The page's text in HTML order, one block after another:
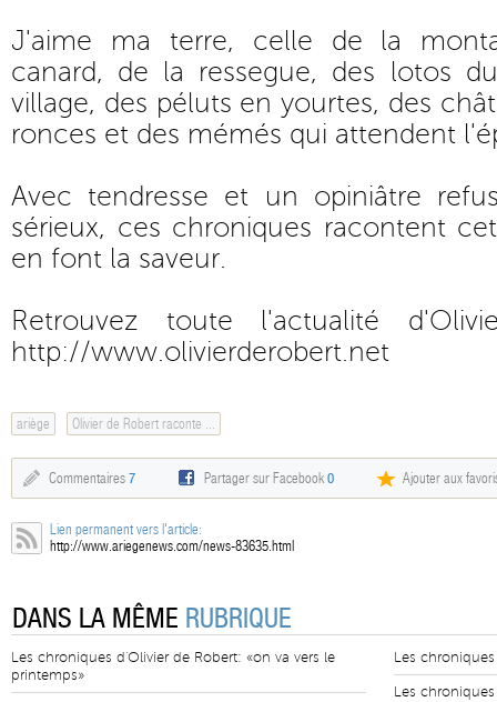
J'aime ma terre, celle de la
canard, de la ressegue, des lotos
village, des péluts en yourtes, des
ronces et des mémés qui attendent
Avec tendresse et un opiniâtre
sérieux, ces chroniques racontent
en font la saveur.
Retrouvez toute l'actualité
http://www.olivierderobert.net
ariège Olivier de Robert raconte ...
Commentaires 7 Partager sur Facebook0 Ajouter aux
Lien permanent vers l'article:
http://www.ariegenews.com/news-83635.html
DANS LA MÊME RUBRIQUE
Les chroniques d'Olivier de Robert: «on va vers le
printemps»
Les
Les